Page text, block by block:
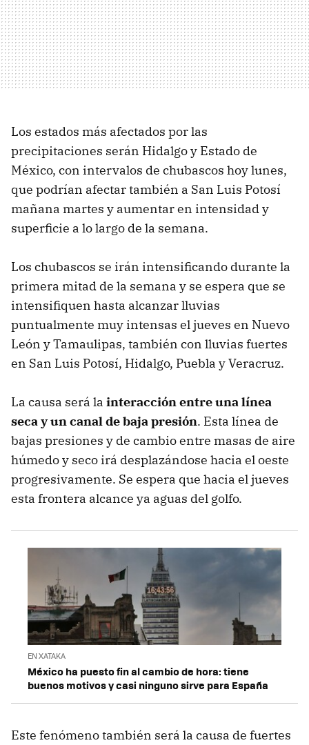
Los estados más afectados por las
precipitaciones serán Hidalgo y Estado de
México, con intervalos de chubascos hoy lunes,
que podrían afectar también a San Luis Potosí
mañana martes y aumentar en intensidad y
superficie a lo largo de la semana.
Los chubascos se irán intensificando durante la
primera mitad de la semana y se espera que se
intensifiquen hasta alcanzar lluvias
puntualmente muy intensas el jueves en Nuevo
León y Tamaulipas, también con lluvias fuertes
en San Luis Potosí, Hidalgo, Puebla y Veracruz.
La causa será la interacción entre una línea
seca y un canal de baja presión. Esta línea de
bajas presiones y de cambio entre masas de aire
húmedo y seco irá desplazándose hacia el oeste
progresivamente. Se espera que hacia el jueves
esta frontera alcance ya aguas del golfo.
EN XATAKA
México ha puesto fin al cambio de hora: tiene
buenos motivos y casi ninguno sirve para España
Este fenómeno también será la causa de fuertes